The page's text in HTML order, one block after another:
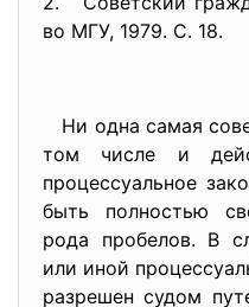
во МГУ, 1979. С. 18.
Ни одна самая
том числе и
процессуальное
быть полностью
рода пробелов. В
или иной
разрешен судом